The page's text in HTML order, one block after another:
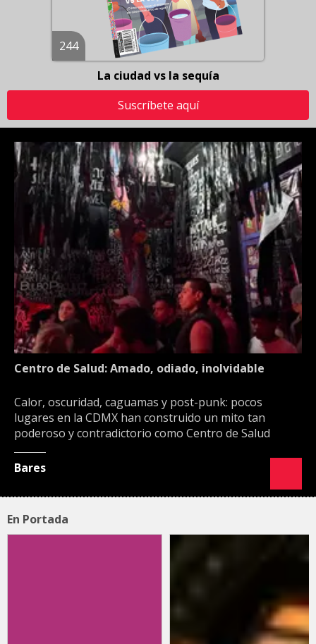
244
La ciudad vs la sequía
Suscríbete aquí
Centro de Salud: Amado, odiado, inolvidable
Calor, oscuridad, caguamas y post-punk: pocos
lugares en la CDMX han construido un mito tan
poderoso y contradictorio como Centro de Salud
Bares
En Portada